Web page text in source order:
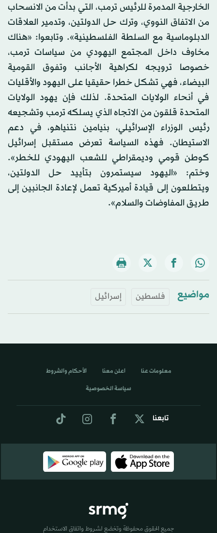
الخارجية المدمرة للرئيس ترمب، التي بدأت من الانسحاب
من الاتفاق النووي، وترك حل الدولتين، وتدمير العلاقات
الدبلوماسية مع السلطة الفلسطينية». وتابعوا: «هناك
مخاوف داخل المجتمع اليهودي من سياسات ترمب،
خصوصا ترويجه لكراهية الأجانب وتفوق القومية
البيضاء، فهي تشكل خطرا حقيقيا على اليهود والأقليات
في أنحاء الولايات المتحدة. لذلك فإن يهود الولايات
المتحدة قلقون من الاتجاه الذي يسلكه ترمب وتشجيعه
رئيس الوزراء الإسرائيلي، بنيامين نتنياهو، في دعم
الاستيطان. فهذه السياسة تعرض مستقبل إسرائيل
كوطن قومي وديمقراطي للشعب اليهودي للخطر».
وختم: «اليهود سيستمرون بتأييد حل الدولتين،
ويتطلعون إلى قيادة أميركية تعمل لإعادة الجانبين إلى
طريق المفاوضات والسلام».
مواضيع فلسطين إسرائيل
تابعنا
معلومات عنا اعلن معنا الأحكام والشروط
سياسة الخصوصية
جميع الحقوق محفوظة وتخضع لشروط واتفاق الاستخدام